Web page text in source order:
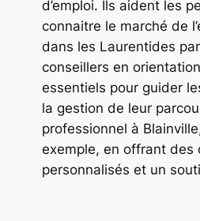
d’emploi. Ils aident les
connaitre le marché de
dans les Laurentides
conseillers en
essentiels pour guider
la gestion de leur
professionnel à
exemple, en offrant des
personnalisés et un